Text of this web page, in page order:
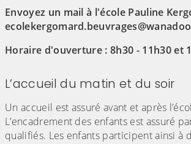
Envoyez un mail à l'école Pauline
Horaire d'ouverture : 8h30 - 11h30 et
L’accueil du matin et du soir
Un accueil est assuré avant et après
L’encadrement des enfants est assuré
qualifiés. Les enfants participent ainsi à